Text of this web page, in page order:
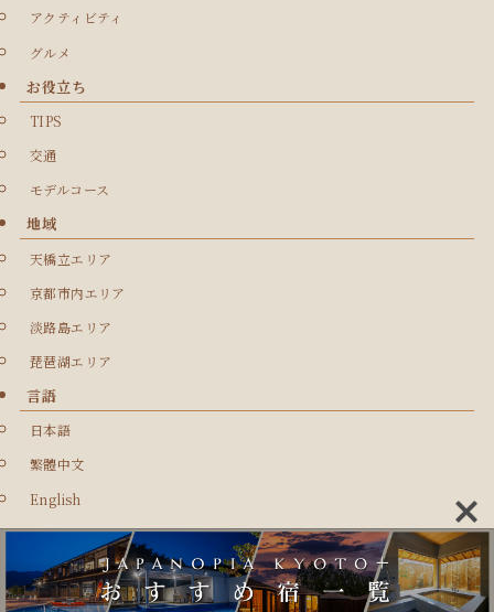
アクティビティ
グルメ
お役立ち
TIPS
交通
モデルコース
地域
天橋立エリア
京都市内エリア
淡路島エリア
琵琶湖エリア
言語
日本語
繁體中文
English
© MARINETOPIA RESORT